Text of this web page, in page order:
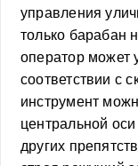
управления
только барабан
оператор может
соответствии с
инструмент
центральной
других